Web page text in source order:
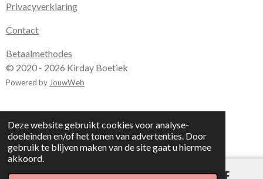
Deze website gebruikt cookies voor analyse-
doeleinden en/of het tonen van advertenties. Door
gebruik te blijven maken van de site gaat u hiermee
akkoord.
Privacyverklaring
Contact
Betaalmethodes
© 2020 - 2026 Kirday Boetiek
Powered by JouwWeb